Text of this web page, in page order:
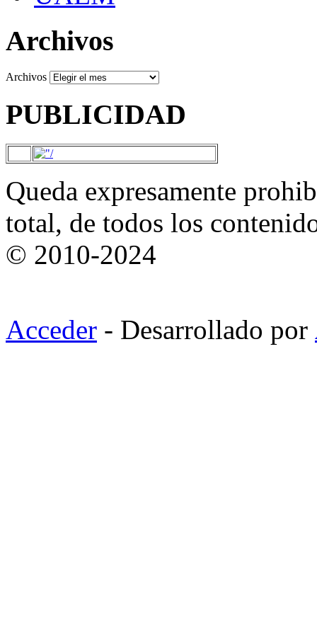
Archivos
Archivos
PUBLICIDAD
Queda expresamente
total, de todos los
© 2010-2024
Acceder - Desarrollado por